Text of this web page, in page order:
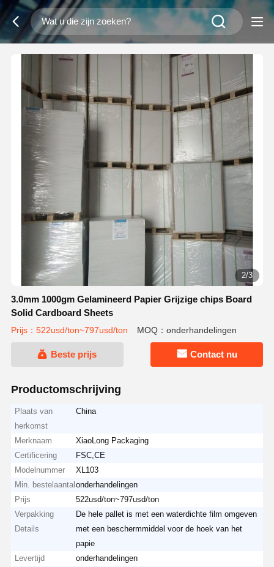
2/3
3.0mm 1000gm Gelamineerd Papier Grijzige chips Board
Solid Cardboard Sheets
Prijs：522usd/ton~797usd/ton MOQ：onderhandelingen
Beste prijs Contact nu
Productomschrijving
Plaats van
herkomst
China
Merknaam
XiaoLong Packaging
Certificering
FSC,CE
Modelnummer
XL103
Min. bestelaantal onderhandelingen
Prijs
522usd/ton~797usd/ton
Verpakking
Details
De hele pallet is met een waterdichte film omgeven
met een beschermmiddel voor de hoek van het
papie
Levertijd
onderhandelingen